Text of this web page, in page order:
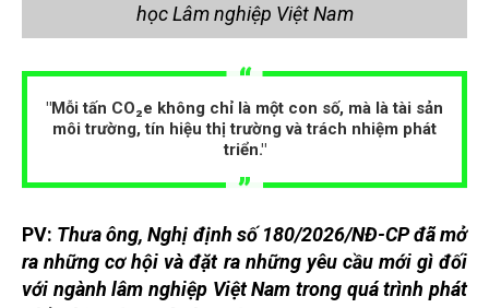
học Lâm nghiệp Việt Nam
"Mỗi tấn CO₂e không chỉ là một con số, mà là tài sản
môi trường, tín hiệu thị trường và trách nhiệm phát
triển."
PV: Thưa ông, Nghị định số 180/2026/NĐ-CP đã mở
ra những cơ hội và đặt ra những yêu cầu mới gì đối
với ngành lâm nghiệp Việt Nam trong quá trình phát